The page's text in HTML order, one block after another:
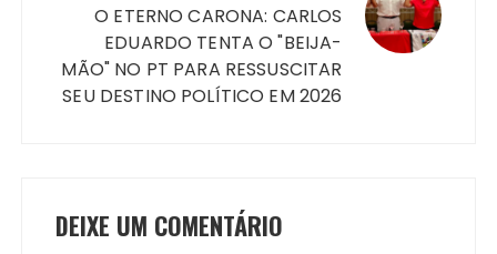
O ETERNO CARONA: CARLOS
EDUARDO TENTA O "BEIJA-
MÃO" NO PT PARA RESSUSCITAR
SEU DESTINO POLÍTICO EM 2026
DEIXE UM COMENTÁRIO